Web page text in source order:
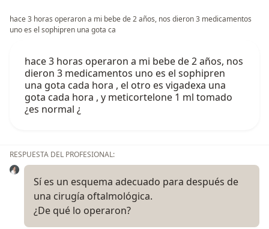
hace 3 horas operaron a mi bebe de 2 años, nos dieron 3 medicamentos
uno es el sophipren una gota ca
hace 3 horas operaron a mi bebe de 2 años, nos
dieron 3 medicamentos uno es el sophipren
una gota cada hora , el otro es vigadexa una
gota cada hora , y meticortelone 1 ml tomado
¿es normal ¿
RESPUESTA DEL PROFESIONAL:
Sí es un esquema adecuado para después de
una cirugía oftalmológica.
¿De qué lo operaron?